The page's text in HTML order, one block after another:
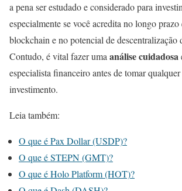
a pena ser estudado e considerado para
especialmente se você acredita no longo
blockchain e no potencial de descentralização
Contudo, é vital fazer uma análise cuidadosa
especialista financeiro antes de tomar
investimento.
Leia também:
O que é Pax Dollar (USDP)?
O que é STEPN (GMT)?
O que é Holo Platform (HOT)?